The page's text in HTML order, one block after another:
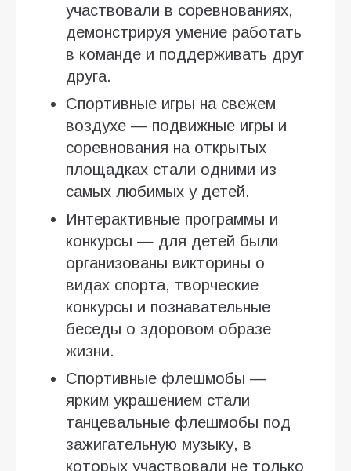
участвовали в соревнованиях,
демонстрируя умение работать
в команде и поддерживать друг
друга.
Спортивные игры на свежем
воздухе — подвижные игры и
соревнования на открытых
площадках стали одними из
самых любимых у детей.
Интерактивные программы и
конкурсы — для детей были
организованы викторины о
видах спорта, творческие
конкурсы и познавательные
беседы о здоровом образе
жизни.
Спортивные флешмобы —
ярким украшением стали
танцевальные флешмобы под
зажигательную музыку, в
которых участвовали не только